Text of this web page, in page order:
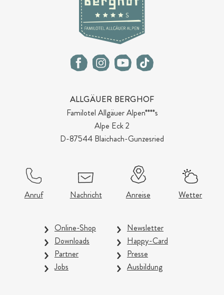
ALLGÄUER BERGHOF
Familotel Allgäuer Alpen****s
Alpe Eck 2
D-87544 Blaichach-Gunzesried
Anruf Nachricht Anreise Wetter
Online-Shop
Newsletter
Downloads
Happy-Card
Partner
Presse
Jobs
Ausbildung